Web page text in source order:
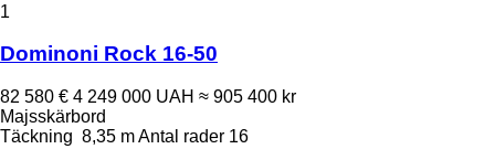
1
Dominoni Rock 16-50
82 580 € 4 249 000 UAH ≈ 905 400 kr
Majsskärbord
Täckning 8,35 mAntal rader 16